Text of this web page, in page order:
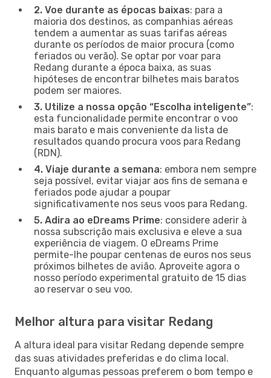
2. Voe durante as épocas baixas: para a
maioria dos destinos, as companhias aéreas
tendem a aumentar as suas tarifas aéreas
durante os períodos de maior procura (como
feriados ou verão). Se optar por voar para
Redang durante a época baixa, as suas
hipóteses de encontrar bilhetes mais baratos
podem ser maiores.
3. Utilize a nossa opção “Escolha inteligente”:
esta funcionalidade permite encontrar o voo
mais barato e mais conveniente da lista de
resultados quando procura voos para Redang
(RDN).
4. Viaje durante a semana: embora nem sempre
seja possível, evitar viajar aos fins de semana e
feriados pode ajudar a poupar
significativamente nos seus voos para Redang.
5. Adira ao eDreams Prime: considere aderir à
nossa subscrição mais exclusiva e eleve a sua
experiência de viagem. O eDreams Prime
permite-lhe poupar centenas de euros nos seus
próximos bilhetes de avião. Aproveite agora o
nosso período experimental gratuito de 15 dias
ao reservar o seu voo.
Melhor altura para visitar Redang
A altura ideal para visitar Redang depende sempre
das suas atividades preferidas e do clima local.
Enquanto algumas pessoas preferem o bom tempo e